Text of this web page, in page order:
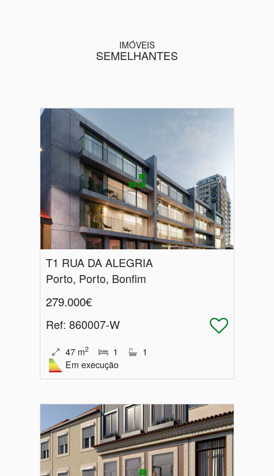
IMÓVEIS
SEMELHANTES
T1 RUA DA ALEGRIA
Porto, Porto, Bonfim
279.000€
Ref: 860007-W
47 m2 1
1
Em execução